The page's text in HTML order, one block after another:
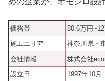
価格帯
80.6万円
施工エリア
神奈川県・
会社情報
株式会社
設立日
1997年10月